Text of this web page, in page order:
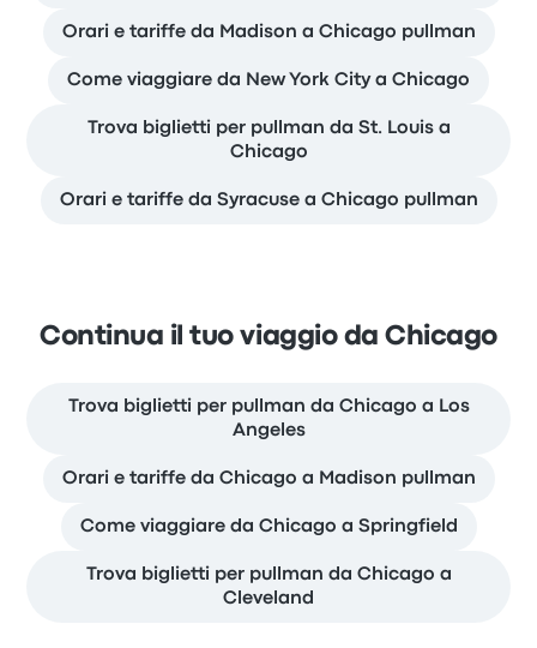
Orari e tariffe da Madison a Chicago pullman
Come viaggiare da New York City a Chicago
Trova biglietti per pullman da St. Louis a
Chicago
Orari e tariffe da Syracuse a Chicago pullman
Continua il tuo viaggio da Chicago
Trova biglietti per pullman da Chicago a Los
Angeles
Orari e tariffe da Chicago a Madison pullman
Come viaggiare da Chicago a Springfield
Trova biglietti per pullman da Chicago a
Cleveland